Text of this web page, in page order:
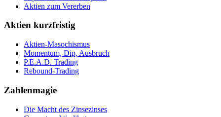
Aktien zum Vererben
Aktien kurzfristig
Aktien-Masochismus
Momentum, Dip, Ausbruch
P.E.A.D. Trading
Rebound-Trading
Zahlenmagie
Die Macht des Zinsezinses